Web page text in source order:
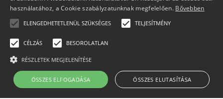
Cégnév: SC Mobilro SRL
Adószám: 30498990-2-51
használatához, a Cookie szabályzatunknak megfelelően. Bővebben
ELENGEDHETETLENÜL SZÜKSÉGES TELJESÍTMÉNY
CÉLZÁS BESOROLATLAN
RÉSZLETEK MEGJELENÍTÉSE
ÖSSZES ELFOGADÁSA ÖSSZES ELUTASÍTÁSA